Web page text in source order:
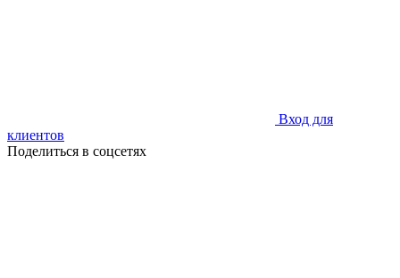
Вход для
клиентов
Поделиться в соцсетях